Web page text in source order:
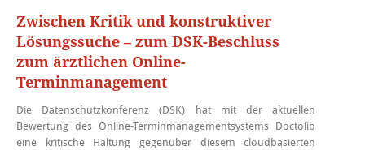
Zwischen Kritik und konstruktiver
Lösungssuche – zum DSK-Beschluss
zum ärztlichen Online-
Terminmanagement
Die Datenschutzkonferenz (DSK) hat mit der aktuellen
Bewertung des Online-Terminmanagementsystems Doctolib
eine kritische Haltung gegenüber diesem cloudbasierten